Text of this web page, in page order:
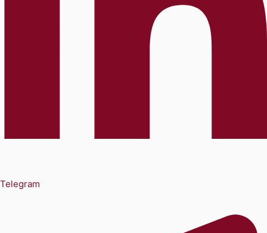
Telegram